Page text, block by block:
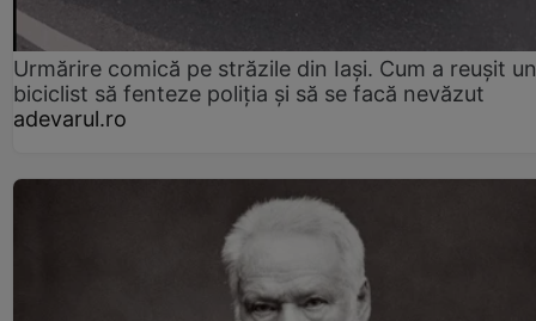
Urmărire comică pe străzile din Iași. Cum a reușit un
biciclist să fenteze poliția și să se facă nevăzut
adevarul.ro